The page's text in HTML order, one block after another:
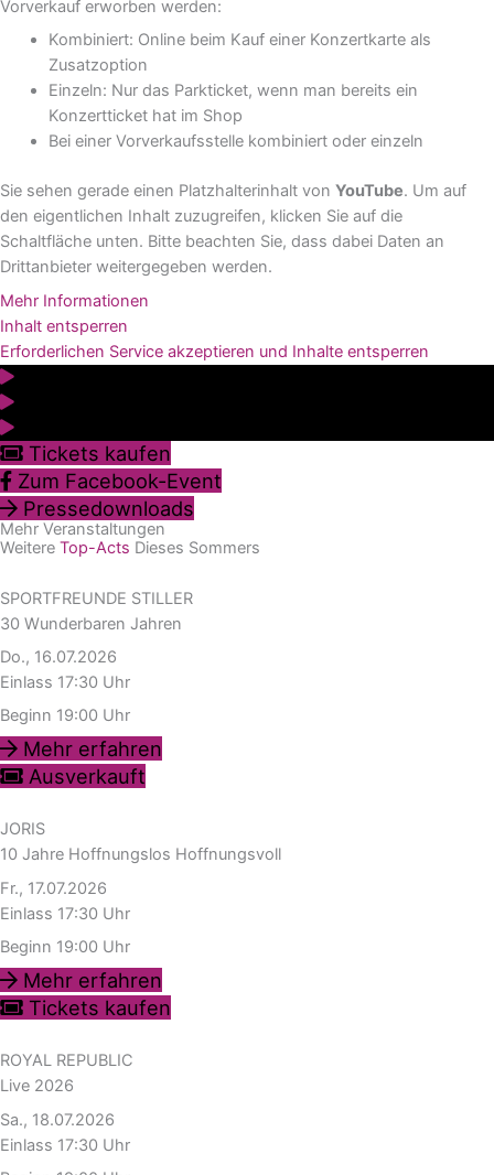
Vorverkauf erworben werden:
Kombiniert: Online beim Kauf einer Konzertkarte als
Zusatzoption
Einzeln: Nur das Parkticket, wenn man bereits ein
Konzertticket hat im Shop
Bei einer Vorverkaufsstelle kombiniert oder einzeln
Sie sehen gerade einen Platzhalterinhalt von YouTube. Um auf
den eigentlichen Inhalt zuzugreifen, klicken Sie auf die
Schaltfläche unten. Bitte beachten Sie, dass dabei Daten an
Drittanbieter weitergegeben werden.
Mehr Informationen
Inhalt entsperren
Erforderlichen Service akzeptieren und Inhalte entsperren
Tickets kaufen
Zum Facebook-Event
Pressedownloads
Mehr Veranstaltungen
Weitere Top-Acts Dieses Sommers
SPORTFREUNDE STILLER
30 Wunderbaren Jahren
Do., 16.07.2026
Einlass 17:30 Uhr
Beginn 19:00 Uhr
Mehr erfahren
Ausverkauft
JORIS
10 Jahre Hoffnungslos Hoffnungsvoll
Fr., 17.07.2026
Einlass 17:30 Uhr
Beginn 19:00 Uhr
Mehr erfahren
Tickets kaufen
ROYAL REPUBLIC
Live 2026
Sa., 18.07.2026
Einlass 17:30 Uhr